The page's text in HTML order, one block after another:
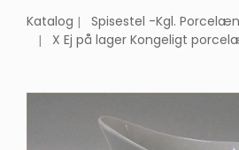
Katalog
Spisestel -Kgl. Porcelæn
X Ej på lager Kongeligt